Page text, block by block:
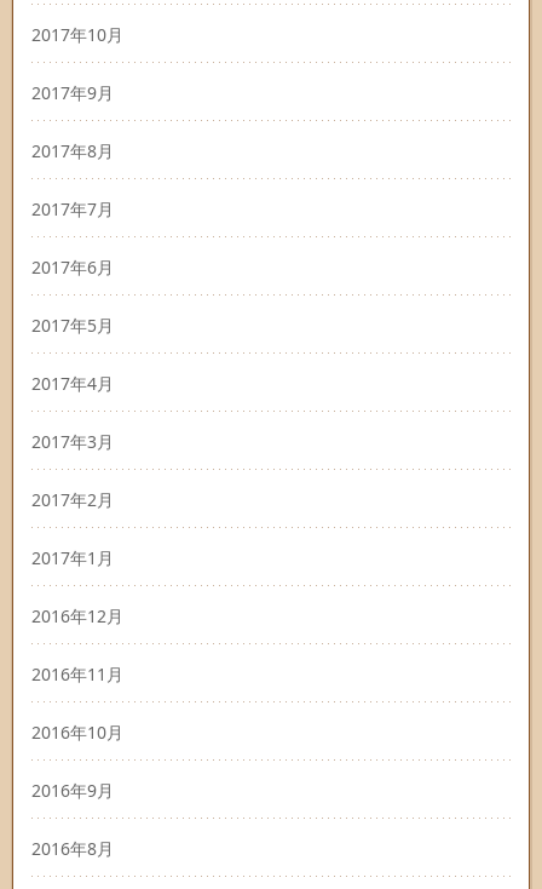
2017年10月
2017年9月
2017年8月
2017年7月
2017年6月
2017年5月
2017年4月
2017年3月
2017年2月
2017年1月
2016年12月
2016年11月
2016年10月
2016年9月
2016年8月